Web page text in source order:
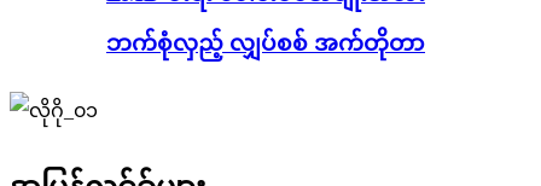
ဘက်စုံလှည့် လျှပ်စစ် အက်တိုတာ